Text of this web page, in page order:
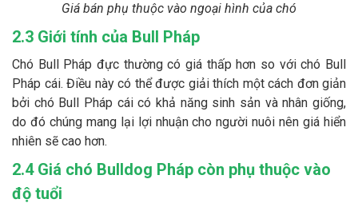
Giá bán phụ thuộc vào ngoại hình của chó
2.3 Giới tính của Bull Pháp
Chó Bull Pháp đực thường có giá thấp hơn so với chó Bull
Pháp cái. Điều này có thể được giải thích một cách đơn giản
bởi chó Bull Pháp cái có khả năng sinh sản và nhân giống,
do đó chúng mang lại lợi nhuận cho người nuôi nên giá hiển
nhiên sẽ cao hơn.
2.4 Giá chó Bulldog Pháp còn phụ thuộc vào
độ tuổi